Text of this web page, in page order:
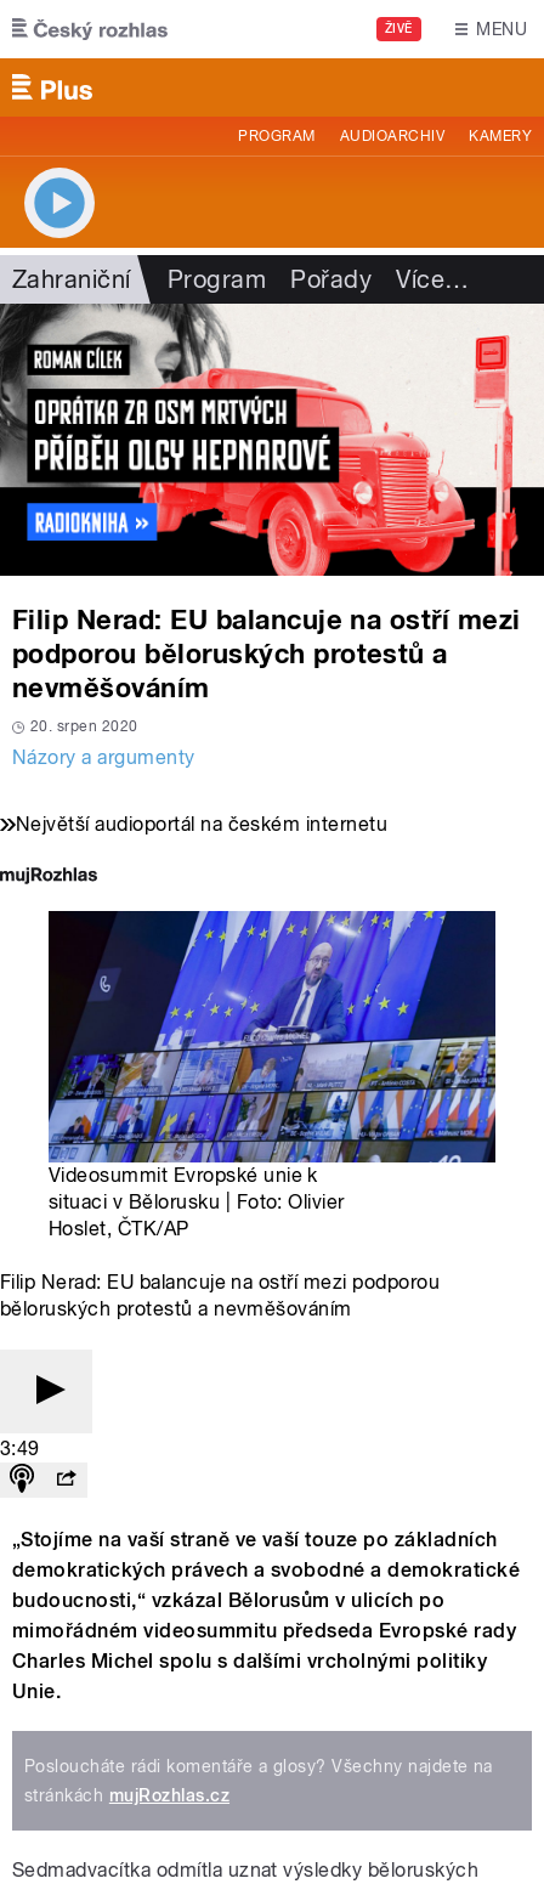
Přejít k hlavnímu obsahu
ŽIVĚ MENU
PROGRAM AUDIOARCHIV KAMERY
Zahraniční Program Pořady Více…
Filip Nerad: EU balancuje na ostří mezi
podporou běloruských protestů a
nevměšováním
20. srpen 2020
Názory a argumenty
Největší audioportál na českém internetu
Videosummit Evropské unie k
situaci v Bělorusku | Foto: Olivier
Hoslet, ČTK/AP
Filip Nerad: EU balancuje na ostří mezi podporou
běloruských protestů a nevměšováním
3:49
„Stojíme na vaší straně ve vaší touze po základních
demokratických právech a svobodné a demokratické
budoucnosti,“ vzkázal Bělorusům v ulicích po
mimořádném videosummitu předseda Evropské rady
Charles Michel spolu s dalšími vrcholnými politiky
Unie.
Posloucháte rádi komentáře a glosy? Všechny najdete na
stránkách mujRozhlas.cz
Sedmadvacítka odmítla uznat výsledky běloruských